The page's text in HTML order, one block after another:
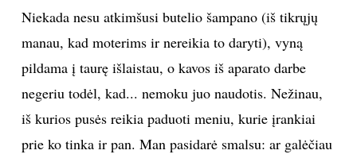
Niekada nesu atkimšusi butelio šampano (iš tikrųjų
manau, kad moterims ir nereikia to daryti), vyną
pildama į taurę išlaistau, o kavos iš aparato darbe
negeriu todėl, kad... nemoku juo naudotis. Nežinau,
iš kurios pusės reikia paduoti meniu, kurie įrankiai
prie ko tinka ir pan. Man pasidarė smalsu: ar galėčiau